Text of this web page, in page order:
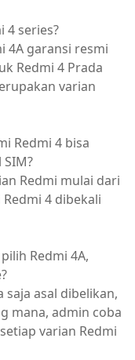
4 series?
4A garansi resmi
Redmi 4 Prada
varian
Redmi 4 bisa
Redmi mulai dari
4 dibekali
Redmi 4A,
saja asal dibelikan,
mana, admin coba
varian Redmi